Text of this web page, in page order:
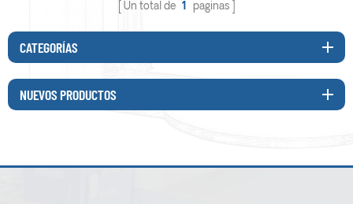
Un total de 1 paginas
CATEGORÍAS
NUEVOS PRODUCTOS